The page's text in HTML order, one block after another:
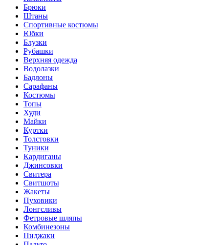
Брюки
Штаны
Спортивные костюмы
Юбки
Блузки
Рубашки
Верхняя одежда
Водолазки
Бадлоны
Сарафаны
Костюмы
Топы
Худи
Майки
Куртки
Толстовки
Туники
Кардиганы
Джинсовки
Свитера
Свитшоты
Жакеты
Пуховики
Лонгсливы
Фетровые шляпы
Комбинезоны
Пиджаки